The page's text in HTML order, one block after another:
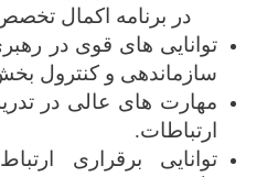
در برنامه اکمال
توانایی های قوی در
سازماندهی و کنترول
مهارت های عالی در
ارتباطات.
توانایی برقراری